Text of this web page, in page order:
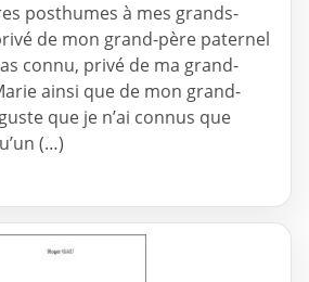
posthumes à mes grands-
de mon grand-père paternel
connu, privé de ma grand-
ainsi que de mon grand-
que je n’ai connus que
(…)